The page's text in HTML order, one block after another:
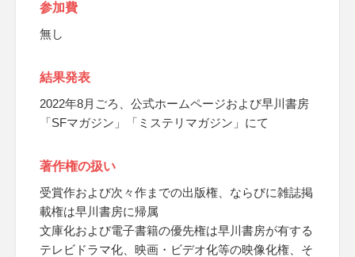
参加費
無し
結果発表
2022年8月ごろ、公式ホームページおよび早川書房
「SFマガジン」「ミステリマガジン」にて
著作権の扱い
受賞作および次々作までの出版権、ならびに雑誌掲
載権は早川書房に帰属
文庫化および電子書籍の優先権は早川書房が有する
テレビドラマ化、映画・ビデオ化等の映像化権、そ